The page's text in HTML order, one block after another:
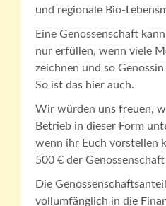
und regionale Bio-
Eine Genossenschaft
nur erfüllen, wenn viele
zeichnen und so
So ist das hier auch.
Wir würden uns freuen,
Betrieb in dieser Form
wenn ihr Euch vorstellen
500 € der
Die
vollumfänglich in die